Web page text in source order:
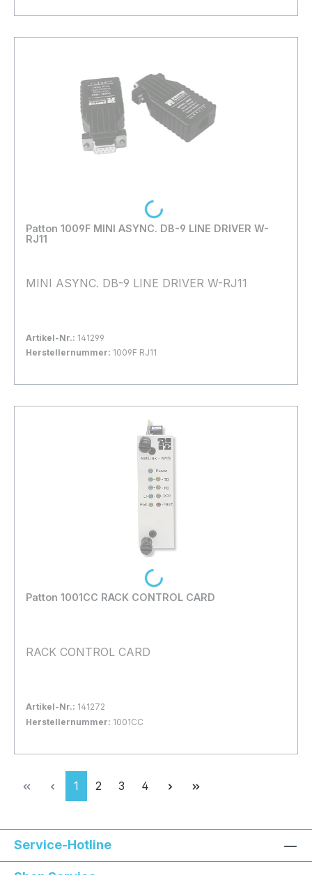
In den Warenkorb
Patton 1009F MINI ASYNC. DB-9 LINE DRIVER W-
RJ11
MINI ASYNC. DB-9 LINE DRIVER W-RJ11
Artikel-Nr.: 141299
Herstellernummer: 1009F RJ11
In den Warenkorb
Loading...
Patton 1001CC RACK CONTROL CARD
RACK CONTROL CARD
Artikel-Nr.: 141272
Herstellernummer: 1001CC
In den Warenkorb
Loading...
Seite
1 Seite
2 Seite
3 Seite
4
Service-Hotline